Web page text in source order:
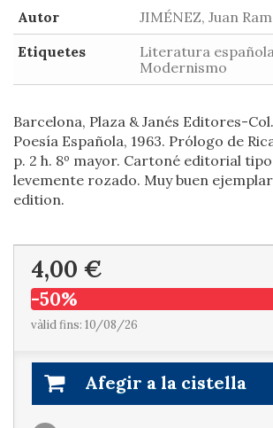
Autor
JIMÉNEZ, Juan
Etiquetes
Literatura
Modernismo
Barcelona, Plaza & Janés Editores-
Poesía Española, 1963. Prólogo de
p. 2 h. 8º mayor. Cartoné editorial
levemente rozado. Muy buen
edition.
4,00 €
-50%
vàlid fins: 10/08/26
Afegir a la cistella